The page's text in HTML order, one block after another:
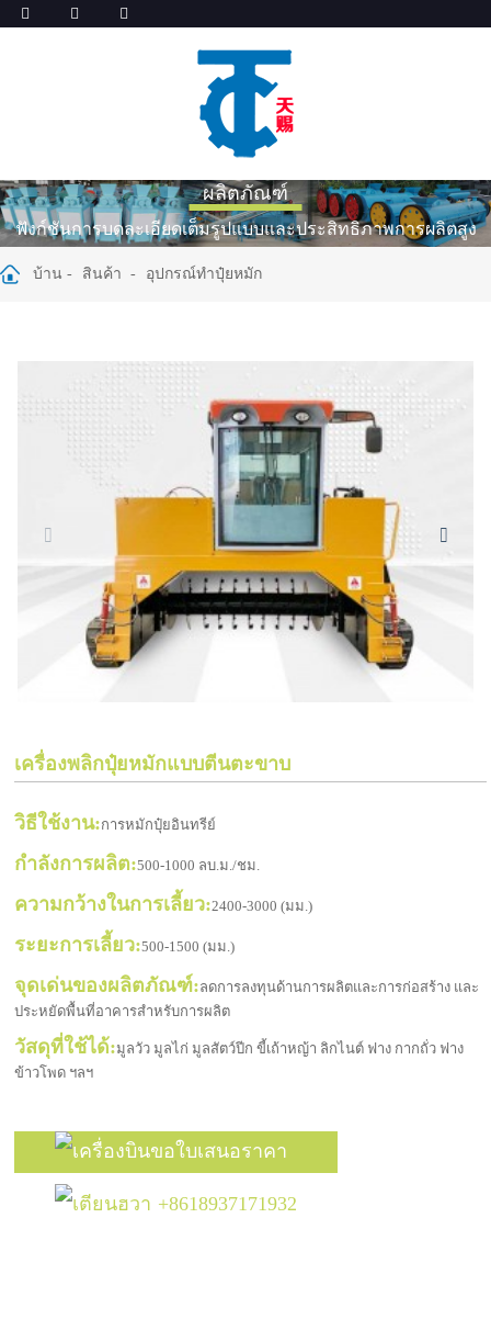
ผลิตภัณฑ์
ฟังก์ชันการบดละเอียดเต็มรูปแบบและประสิทธิภาพการผลิตสูง
บ้าน สินค้า อุปกรณ์ทำปุ๋ยหมัก
เครื่องพลิกปุ๋ยหมักแบบตีนตะขาบ
วิธีใช้งาน:การหมักปุ๋ยอินทรีย์
กำลังการผลิต:500-1000 ลบ.ม./ชม.
ความกว้างในการเลี้ยว:2400-3000 (มม.)
ระยะการเลี้ยว:500-1500 (มม.)
จุดเด่นของผลิตภัณฑ์:ลดการลงทุนด้านการผลิตและการก่อสร้าง และ
ประหยัดพื้นที่อาคารสำหรับการผลิต
วัสดุที่ใช้ได้:มูลวัว มูลไก่ มูลสัตว์ปีก ขี้เถ้าหญ้า ลิกไนต์ ฟาง กากถั่ว ฟาง
ข้าวโพด ฯลฯ
ขอใบเสนอราคา
+8618937171932